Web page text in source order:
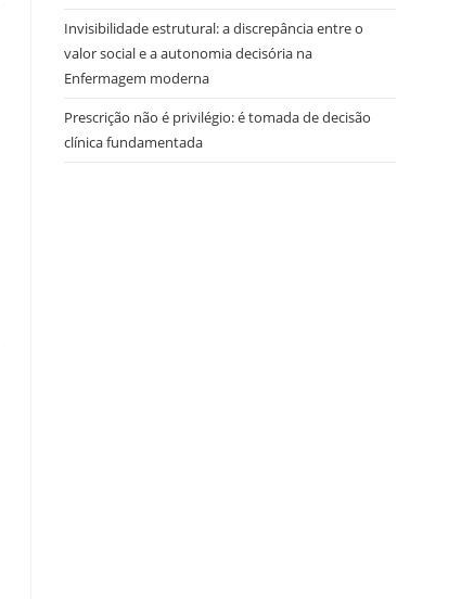
Invisibilidade estrutural: a discrepância entre o
valor social e a autonomia decisória na
Enfermagem moderna
Prescrição não é privilégio: é tomada de decisão
clínica fundamentada